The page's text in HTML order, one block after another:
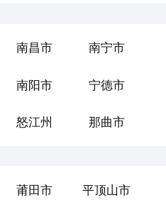
南昌市 南宁市
南阳市 宁德市
怒江州 那曲市
莆田市 平顶山市